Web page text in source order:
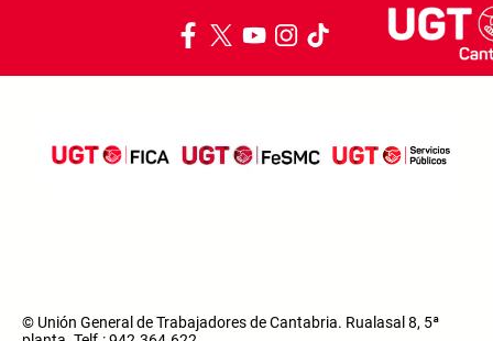
© Unión General de Trabajadores de Cantabria. Rualasal 8, 5ª